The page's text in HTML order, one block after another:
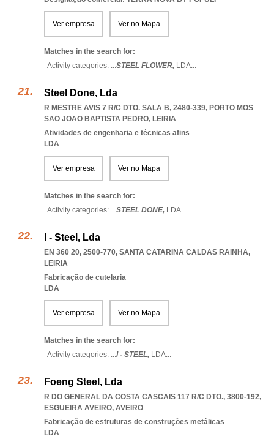
Ver empresa Ver no Mapa
Matches in the search for:
Activity categories: ...STEEL FLOWER, LDA...
Steel Done, Lda
R MESTRE AVIS 7 R/C DTO. SALA B, 2480-339, PORTO MOS
SAO JOAO BAPTISTA PEDRO, LEIRIA
Atividades de engenharia e técnicas afins
LDA
Ver empresa Ver no Mapa
Matches in the search for:
Activity categories: ...STEEL DONE, LDA...
I - Steel, Lda
EN 360 20, 2500-770, SANTA CATARINA CALDAS RAINHA,
LEIRIA
Fabricação de cutelaria
LDA
Ver empresa Ver no Mapa
Matches in the search for:
Activity categories: ...I - STEEL, LDA...
Foeng Steel, Lda
R DO GENERAL DA COSTA CASCAIS 117 R/C DTO., 3800-192,
ESGUEIRA AVEIRO, AVEIRO
Fabricação de estruturas de construções metálicas
LDA